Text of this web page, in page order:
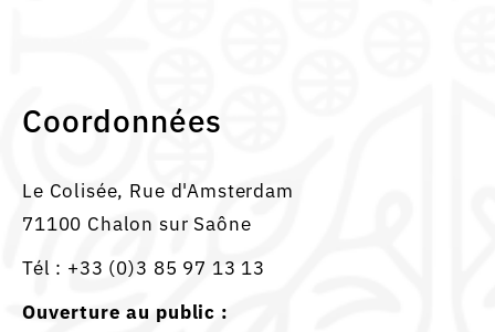
Coordonnées
Le Colisée, Rue d'Amsterdam
71100 Chalon sur Saône
Tél : +33 (0)3 85 97 13 13
Ouverture au public :